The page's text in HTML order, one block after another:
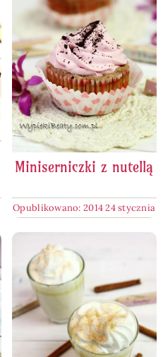
Miniserniczki z nutellą
Opublikowano: 2014 24 stycznia